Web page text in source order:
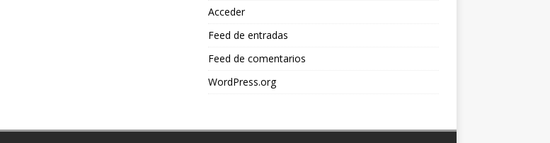
Acceder
Feed de entradas
Feed de comentarios
WordPress.org